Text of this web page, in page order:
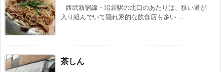
西武新宿線・沼袋駅の北口のあたりは、狭い道が
入り組んでいて隠れ家的な飲食店も多い ...
茶しん